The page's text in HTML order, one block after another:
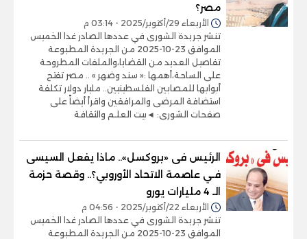
مصر؟
الأربعاء 29/أكتوبر/2025 - 03:14 م
تنشر جريدة الشورى في عددها الصادر غدا الخميس
الموافق 23-10-2025 من الجريدة المطبوعة
تفاصيل العديد من القضايا،والملفات المطروحة
على الساحة،أهمها :« سند وضهر » .. مصر تفتح
أبوابها للمصابين الفلسطينيين.. مليار دولار تكلفة
استضافة المرضى والمرافقين واقرأ أيضاً على
صفحات الشورى: ◄بيت العلـم والثقافة
الرئيس فى «بروكسل».. ماذا يفعل السيسى
فـي عاصمة الاتحاد الأوروبي؟.. وقصة حزمة
الـ 4 مليارات يورو
الأربعاء 22/أكتوبر/2025 - 04:56 م
تنشر جريدة الشورى في عددها الصادر غدا الخميس
الموافق 23-10-2025 من الجريدة المطبوعة